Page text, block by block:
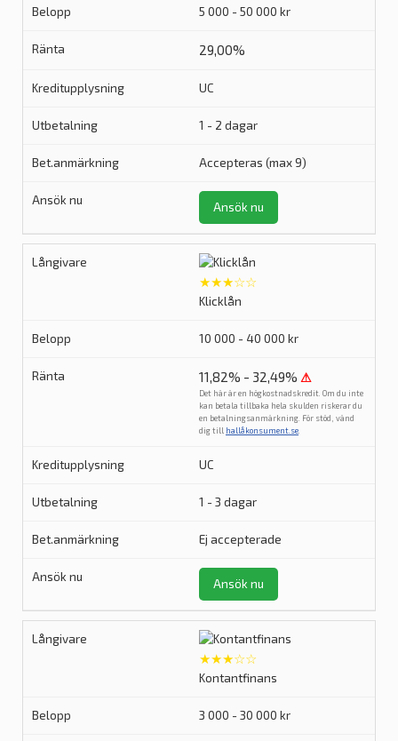
5 000 - 50 000 kr
29,00%
UC
1 - 2 dagar
Accepteras (max 9)
Ansök nu
★★★☆☆
Klicklån
10 000 - 40 000 kr
11,82% - 32,49% ⚠
Det här är en högkostnadskredit. Om du inte
kan betala tillbaka hela skulden riskerar du
en betalningsanmärkning. För stöd, vänd
dig till hallåkonsument.se
UC
1 - 3 dagar
Ej accepterade
Ansök nu
★★★☆☆
Kontantfinans
3 000 - 30 000 kr